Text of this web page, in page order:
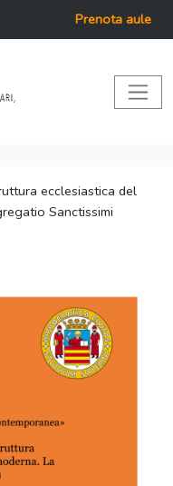
Prenota aule
ecclesiastica del
Sanctissimi